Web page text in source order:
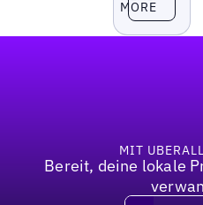
MORE
MIT
Bereit, deine lokale